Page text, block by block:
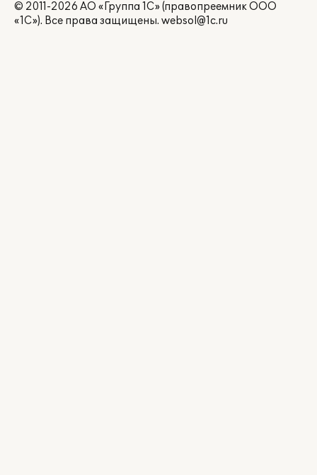
© 2011-2026 АО «Группа 1С» (правопреемник ООО
«1С»). Все права защищены. websol@1c.ru